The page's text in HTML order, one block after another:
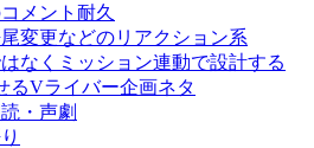
メント耐久
変更などのリアクション系
なくミッション連動で設計する
るVライバー企画ネタ
・声劇